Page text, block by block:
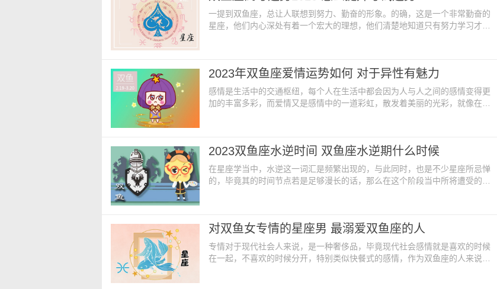
一提到双鱼座，总让人联想到努力、勤奋的形象。的确，这是一个非常勤奋的
星座，他们内心深处有着一个宏大的理想，他们清楚地知道只有努力学习才能
运势最旺盛的时期，走在拿取超常成绩的路上。获得这样好
2023年双鱼座爱情运势如何 对于异性有魅力
感情是生活中的交通枢纽，每个人在生活中都会因为人与人之间的感情变得更
加的丰富多彩，而爱情又是感情中的一道彩虹，散发着美丽的光彩，就像在
会认识优秀的对象，脱单变得更加容易。而对于有对象的双鱼座来说，
2023双鱼座水逆时间 双鱼座水逆期什么时候
在星座学当中，水逆这一词汇是频繁出现的，与此同时，也是不少星座所忌惮
的，毕竟其的时间节点若是足够漫长的话，那么在这个阶段当中所将遭受的磨
间是在3月25日至3月28日，在这一段时间当中，双鱼
对双鱼女专情的星座男 最溺爱双鱼座的人
专情对于现代社会人来说，是一种奢侈品，毕竟现代社会感情就是喜欢的时候
在一起，不喜欢的时候分开，特别类似快餐式的感情，作为双鱼座的人来说，